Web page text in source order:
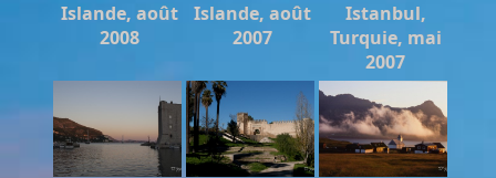
Islande, août
2008
Islande, août
2007
Istanbul,
Turquie, mai
2007